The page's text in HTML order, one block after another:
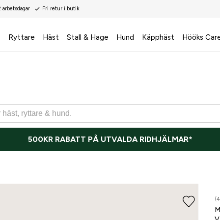
Fri retur i butik
Ryttare Häst Stall & Hage Hund Käpphäst Hööks
500KR RABATT PÅ UTVALDA RIDHJÄLMAR*